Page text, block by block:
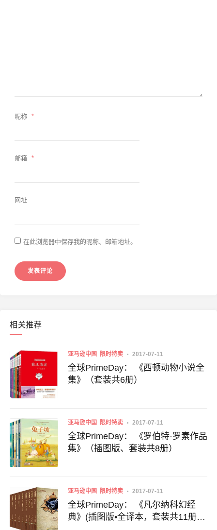
昵称 *
邮箱 *
网址
在此浏览器中保存我的昵称、邮箱地址。
相关推荐
亚马逊中国 限时特卖 2017-07-11
全球PrimeDay： 《西顿动物小说全
集》（套装共6册）
亚马逊中国 限时特卖 2017-07-11
全球PrimeDay： 《罗伯特·罗素作品
集》（插图版、套装共8册）
亚马逊中国 限时特卖 2017-07-11
全球PrimeDay： 《凡尔纳科幻经
典》(插图版•全译本，套装共11册)+